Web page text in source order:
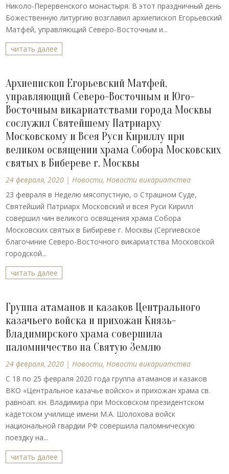
Николо-Перервенского монастыря. В этот праздничный день
Божественную литургию возглавил архиепископ Егорьевский
Матфей, управляющий Северо-Восточным и...
читать далее
Архиепископ Егорьевский Матфей,
управляющий Северо-Восточным и Юго-
Восточным викариатствами города Москвы
сослужил Святейшему Патриарху
Московскому и Всея Руси Кириллу при
великом освящении храма Собора Московских
святых в Бибереве г. Москвы
24 февраля, 2020 |Новости,Новости викариатства
23 февраля в Неделю мясопустную, о Страшном Суде,
Святейший Патриарх Московский и всея Руси Кирилл
совершил чин великого освящения храма Собора
Московских святых в Бибиреве г. Москвы (Сергиевское
благочиние Северо-Восточного викариатства Московской
городской...
читать далее
Группа атаманов и казаков Центрального
казачьего войска и прихожан Князь-
Владимирского храма совершила
паломничество на Святую Землю
24 февраля, 2020 |Новости,Новости викариатства
С 18 по 25 февраля 2020 года группа атаманов и казаков
ВКО «Центральное казачье войско» и прихожан храма св.
равноап. кн. Владимира при Московском президентском
кадетском училище имени М.А. Шолохова войск
национальной гвардии РФ совершила паломническую
поездку на...
читать далее